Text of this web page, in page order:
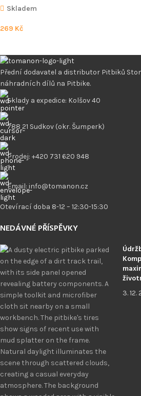
Skladem
269 Kč
Přední dodavatel a distributor Pitbiků
náhradních dílů na Pitbike.
Sklady a expedice: Kolšov 40
788 21 Sudkov (okr. Šumperk)
Prodej: +420 731 620 948
Email: info@tomanon.cz
Otevírací doba 8-12 – 12:30-15:30
NEDÁVNÉ PŘÍSPĚVKY
3. 12.